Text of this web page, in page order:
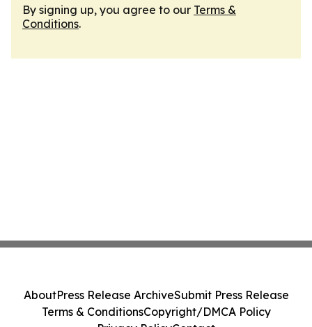
By signing up, you agree to our Terms &
Conditions.
AboutPress Release ArchiveSubmit Press Release
Terms & ConditionsCopyright/DMCA Policy